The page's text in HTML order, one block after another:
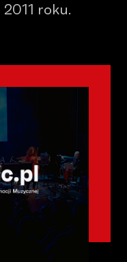
roku.